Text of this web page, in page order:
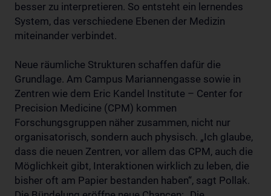
besser zu interpretieren. So entsteht ein lernendes
System, das verschiedene Ebenen der Medizin
miteinander verbindet.
Neue räumliche Strukturen schaffen dafür die
Grundlage. Am Campus Mariannengasse sowie in
Zentren wie dem Eric Kandel Institute – Center for
Precision Medicine (CPM) kommen
Forschungsgruppen näher zusammen, nicht nur
organisatorisch, sondern auch physisch. „Ich glaube,
dass die neuen Zentren, vor allem das CPM, auch die
Möglichkeit gibt, Interaktionen wirklich zu leben, die
bisher oft am Papier bestanden haben“, sagt Pollak.